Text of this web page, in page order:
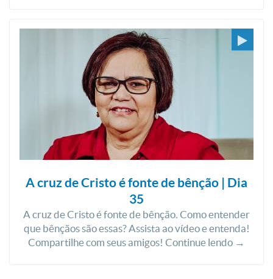
A cruz de Cristo é fonte de bênção | Dia
35
A cruz de Cristo é fonte de bênção. Como entender
que bênçãos são essas? Assista ao vídeo e entenda!
Compartilhe com seus amigos! Continue lendo →